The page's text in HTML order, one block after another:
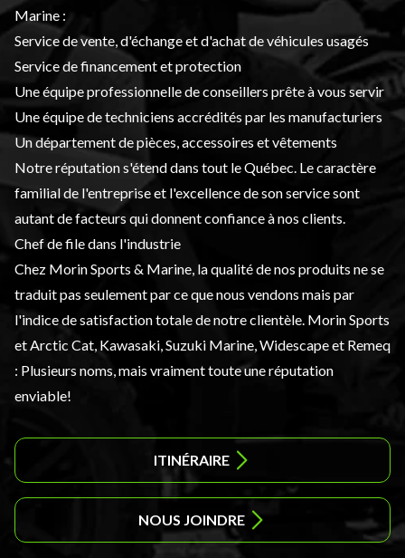
Marine :
Service de vente, d'échange et d'achat devéhicules usagés
Service de financementet protection
Une équipe professionnelle de conseillers prête à vous servir
Une équipe de techniciens accrédités par les manufacturiers
Undépartement de pièces, accessoires et vêtements
Notre réputation s'étend dans tout le Québec. Le caractère
familial de l'entreprise et l'excellence de son service sont
autant de facteurs qui donnent confiance à nos clients.
Chef de file dans l'industrie
Chez Morin Sports & Marine, la qualité de nos produits ne se
traduit pas seulement par ce que nous vendons mais par
l'indice de satisfaction totale de notre clientèle. Morin Sports
et Arctic Cat, Kawasaki, Suzuki Marine, Widescape et Remeq
: Plusieurs noms, mais vraiment toute une réputation
enviable!
ITINÉRAIRE
NOUS JOINDRE